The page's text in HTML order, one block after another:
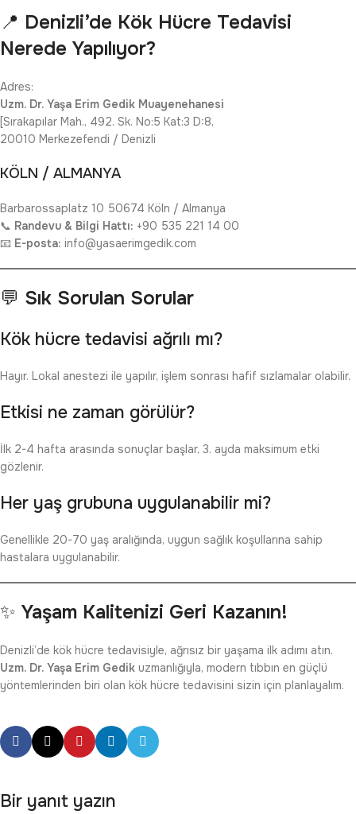
📍 Denizli’de Kök Hücre Tedavisi
Nerede Yapılıyor?
Adres:
Uzm. Dr. Yaşa Erim Gedik Muayenehanesi
[Sırakapılar Mah., 492. Sk. No:5 Kat:3 D:8,
20010 Merkezefendi / Denizli
KÖLN / ALMANYA
Barbarossaplatz 10 50674 Köln / Almanya
📞 Randevu & Bilgi Hattı: +90 535 221 14 00
📧 E-posta: info@yasaerimgedik.com
💬 Sık Sorulan Sorular
Kök hücre tedavisi ağrılı mı?
Hayır. Lokal anestezi ile yapılır, işlem sonrası hafif sızlamalar olabilir.
Etkisi ne zaman görülür?
İlk 2-4 hafta arasında sonuçlar başlar, 3. ayda maksimum etki
gözlenir.
Her yaş grubuna uygulanabilir mi?
Genellikle 20-70 yaş aralığında, uygun sağlık koşullarına sahip
hastalara uygulanabilir.
✨ Yaşam Kalitenizi Geri Kazanın!
Denizli’de kök hücre tedavisiyle, ağrısız bir yaşama ilk adımı atın.
Uzm. Dr. Yaşa Erim Gedik uzmanlığıyla, modern tıbbın en güçlü
yöntemlerinden biri olan kök hücre tedavisini sizin için planlayalım.
Bir yanıt yazın